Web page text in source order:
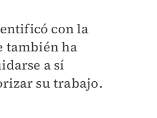
con la
también ha
a sí
su trabajo.